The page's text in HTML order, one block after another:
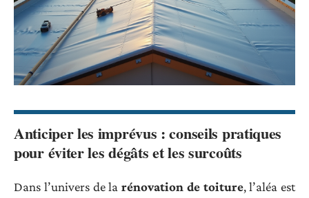
Anticiper les imprévus : conseils pratiques
pour éviter les dégâts et les surcoûts
Dans l’univers de la rénovation de toiture, l’aléa est